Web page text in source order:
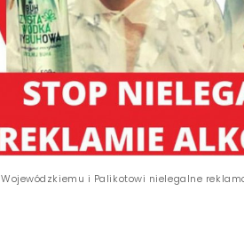
i Palikotowi nielegalne